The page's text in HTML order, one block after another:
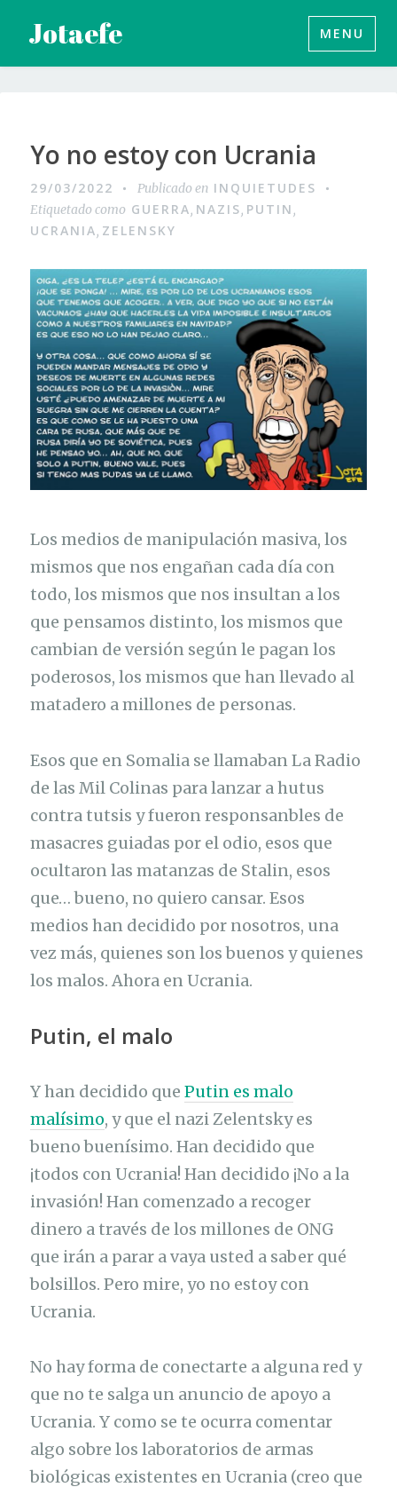
contenido
Jotaefe MENU
Yo no estoy con Ucrania
29/03/2022 Publicado en INQUIETUDES
Etiquetado como GUERRA, NAZIS, PUTIN,
UCRANIA, ZELENSKY
Los medios de manipulación masiva, los
mismos que nos engañan cada día con
todo, los mismos que nos insultan a los
que pensamos distinto, los mismos que
cambian de versión según le pagan los
poderosos, los mismos que han llevado al
matadero a millones de personas.
Esos que en Somalia se llamaban La Radio
de las Mil Colinas para lanzar a hutus
contra tutsis y fueron responsanbles de
masacres guiadas por el odio, esos que
ocultaron las matanzas de Stalin, esos
que… bueno, no quiero cansar. Esos
medios han decidido por nosotros, una
vez más, quienes son los buenos y quienes
los malos. Ahora en Ucrania.
Putin, el malo
Y han decidido quePutin es malo
malísimo, y que el nazi Zelentsky es
bueno buenísimo. Han decidido que
¡todos con Ucrania! Han decidido ¡No a la
invasión! Han comenzado a recoger
dinero a través de los millones de ONG
que irán a parar a vaya usted a saber qué
bolsillos. Pero mire, yo no estoy con
Ucrania.
No hay forma de conectarte a alguna red y
que no te salga un anuncio de apoyo a
Ucrania. Y como se te ocurra comentar
algo sobre los laboratorios de armas
biológicas existentes en Ucrania (creo que